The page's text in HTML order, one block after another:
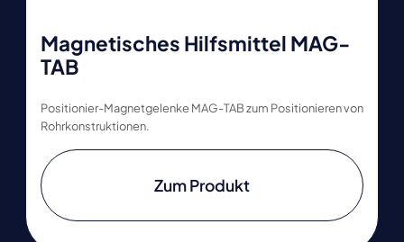
Magnetisches Hilfsmittel MAG-
TAB
Positionier-Magnetgelenke MAG-TAB zum Positionieren von
Rohrkonstruktionen.
Zum Produkt